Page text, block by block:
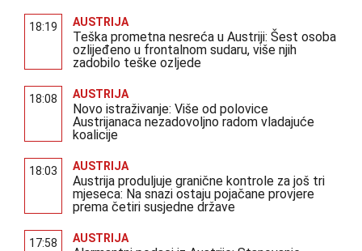
18:19 AUSTRIJA
Teška prometna nesreća u Austriji: Šest osoba
ozlijeđeno u frontalnom sudaru, više njih
zadobilo teške ozljede
18:08 AUSTRIJA
Novo istraživanje: Više od polovice
Austrijanaca nezadovoljno radom vladajuće
koalicije
18:03 AUSTRIJA
Austrija produljuje granične kontrole za još tri
mjeseca: Na snazi ostaju pojačane provjere
prema četiri susjedne države
17:58 AUSTRIJA